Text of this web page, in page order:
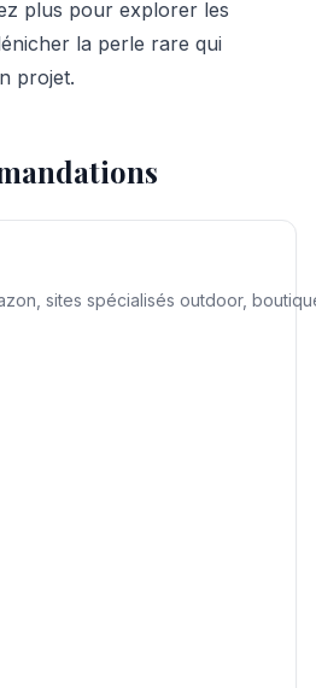
plus pour explorer les
la perle rare qui
projet.
sites spécialisés outdoor,